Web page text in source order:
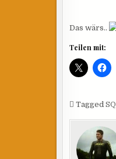
Das wärs..
Teilen mit:
Tagged